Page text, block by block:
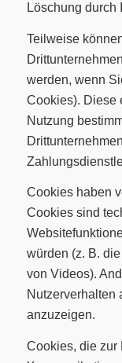
Löschung durch
Teilweise
werden, wenn
Cookies). Diese
Nutzung
Cookies haben
Cookies sind
würden (z. B.
von Videos).
Nutzerverhalten
anzuzeigen.
Cookies, die zur